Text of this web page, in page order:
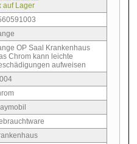
auf Lager
OP Saal Krankenhaus
Chrom kann leichte
aufweisen